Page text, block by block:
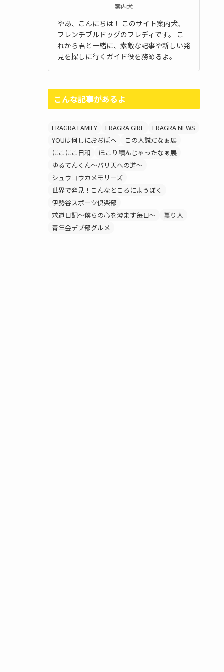
案内犬
やあ、こんにちは！ このサイト案内犬、
フレンチブルドッグのフレディです。 こ
れから君と一緒に、素敵な記事や新しい発
見を探しに行くガイド役を務めるよ。
こんな記事があるよ
FRAGRA FAMILY FRAGRA GIRL
FRAGRA NEWS
YOUは何しにおぢばへ
この人誠だなぁ展
にこにこ日和
ほこり積んじゃったなぁ展
ゆるてんくん～バリ天への道～
シュウヨウカメモリーズ
世界で発見！こんなところにようぼく
伊勢谷スポーツ倶楽部
求道日記～僕らの心を澄ます毎日～
薫り人
青年会デブ部グルメ